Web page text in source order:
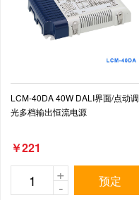
LCM-40DA 40W DALI界面/点动调
光多档输出恒流电源
￥221
-
+ 预定